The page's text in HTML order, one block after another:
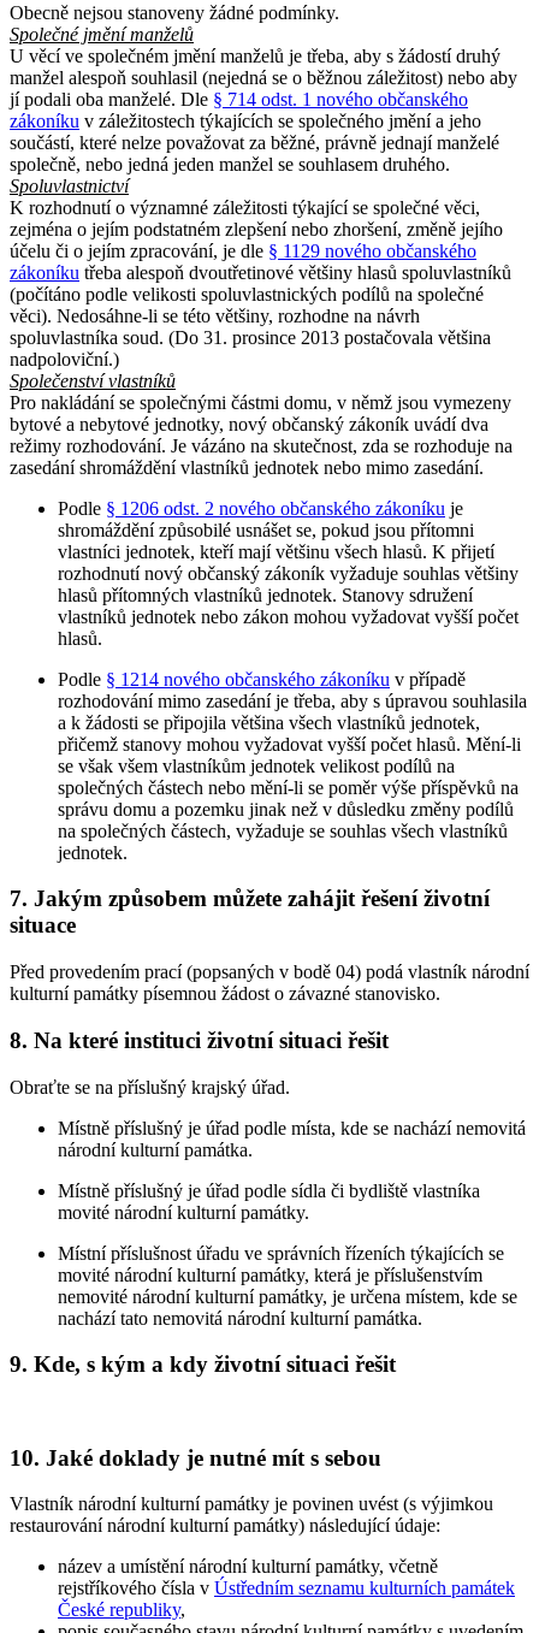
Obecně nejsou stanoveny žádné podmínky.
Společné jmění manželů
U věcí ve společném jmění manželů je třeba, aby s žádostí druhý
manžel alespoň souhlasil (nejedná se o běžnou záležitost) nebo aby
jí podali oba manželé. Dle § 714 odst. 1 nového občanského
zákoníku v záležitostech týkajících se společného jmění a jeho
součástí, které nelze považovat za běžné, právně jednají manželé
společně, nebo jedná jeden manžel se souhlasem druhého.
Spoluvlastnictví
K rozhodnutí o významné záležitosti týkající se společné věci,
zejména o jejím podstatném zlepšení nebo zhoršení, změně jejího
účelu či o jejím zpracování, je dle § 1129 nového občanského
zákoníku třeba alespoň dvoutřetinové většiny hlasů spoluvlastníků
(počítáno podle velikosti spoluvlastnických podílů na společné
věci). Nedosáhne-li se této většiny, rozhodne na návrh
spoluvlastníka soud. (Do 31. prosince 2013 postačovala většina
nadpoloviční.)
Společenství vlastníků
Pro nakládání se společnými částmi domu, v němž jsou vymezeny
bytové a nebytové jednotky, nový občanský zákoník uvádí dva
režimy rozhodování. Je vázáno na skutečnost, zda se rozhoduje na
zasedání shromáždění vlastníků jednotek nebo mimo zasedání.
Podle § 1206 odst. 2 nového občanského zákoníku je
shromáždění způsobilé usnášet se, pokud jsou přítomni
vlastníci jednotek, kteří mají většinu všech hlasů. K přijetí
rozhodnutí nový občanský zákoník vyžaduje souhlas většiny
hlasů přítomných vlastníků jednotek. Stanovy sdružení
vlastníků jednotek nebo zákon mohou vyžadovat vyšší počet
hlasů.
Podle § 1214 nového občanského zákoníku v případě
rozhodování mimo zasedání je třeba, aby s úpravou souhlasila
a k žádosti se připojila většina všech vlastníků jednotek,
přičemž stanovy mohou vyžadovat vyšší počet hlasů. Mění-li
se však všem vlastníkům jednotek velikost podílů na
společných částech nebo mění-li se poměr výše příspěvků na
správu domu a pozemku jinak než v důsledku změny podílů
na společných částech, vyžaduje se souhlas všech vlastníků
jednotek.
7. Jakým způsobem můžete zahájit řešení životní
situace
Před provedením prací (popsaných v bodě 04) podá vlastník národní
kulturní památky písemnou žádost o závazné stanovisko.
8. Na které instituci životní situaci řešit
Obraťte se na příslušný krajský úřad.
Místně příslušný je úřad podle místa, kde se nachází nemovitá
národní kulturní památka.
Místně příslušný je úřad podle sídla či bydliště vlastníka
movité národní kulturní památky.
Místní příslušnost úřadu ve správních řízeních týkajících se
movité národní kulturní památky, která je příslušenstvím
nemovité národní kulturní památky, je určena místem, kde se
nachází tato nemovitá národní kulturní památka.
9. Kde, s kým a kdy životní situaci řešit
10. Jaké doklady je nutné mít s sebou
Vlastník národní kulturní památky je povinen uvést (s výjimkou
restaurování národní kulturní památky) následující údaje:
název a umístění národní kulturní památky, včetně
rejstříkového čísla v Ústředním seznamu kulturních památek
České republiky,